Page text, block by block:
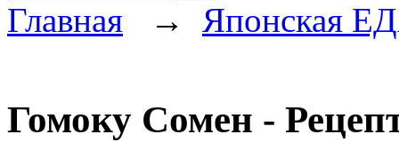
Главная → Японская
Гомоку Сомен -